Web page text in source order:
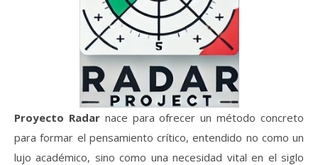
Proyecto Radarnace para ofrecer un método concreto
para formar el pensamiento crítico, entendido no como un
lujo académico, sino como una necesidad vital en el siglo